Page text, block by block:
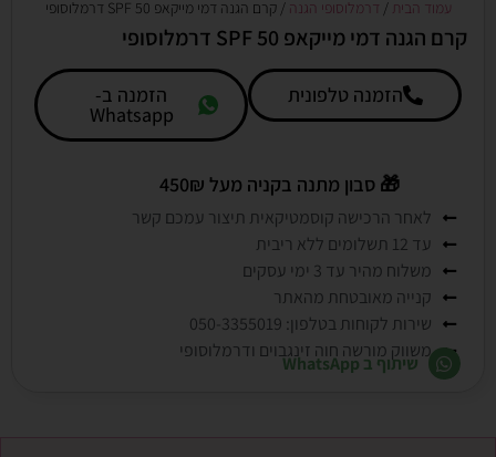
עמוד הבית / דרמלוסופי הגנה / קרם הגנה דמי מייקאפ SPF 50 דרמלוסופי
קרם הגנה דמי מייקאפ SPF 50 דרמלוסופי
הזמנה טלפונית הזמנה ב-
Whatsapp
🎁 סבון מתנה בקניה מעל 450₪
לאחר הרכישה קוסמטיקאית תיצור עמכם קשר
עד 12 תשלומים ללא ריבית
משלוח מהיר עד 3 ימי עסקים
קנייה מאובטחת מהאתר
שירות לקוחות בטלפון: 050-3355019
משווק מורשה חוה זינגבוים ודרמלוסופי
שיתוף ב WhatsApp